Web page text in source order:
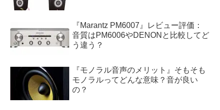
『Marantz PM6007』レビュー評価：
音質はPM6006やDENONと比較してど
う違う？
『モノラル音声のメリット』そもそも
モノラルってどんな意味？音が良い
の？